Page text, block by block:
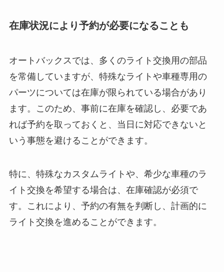
在庫状況により予約が必要になることも
オートバックスでは、多くのライト交換用の部品
を常備していますが、特殊なライトや車種専用の
パーツについては在庫が限られている場合があり
ます。このため、事前に在庫を確認し、必要であ
れば予約を取っておくと、当日に対応できないと
いう事態を避けることができます。
特に、特殊なカスタムライトや、希少な車種のラ
イト交換を希望する場合は、在庫確認が必須で
す。これにより、予約の有無を判断し、計画的に
ライト交換を進めることができます。